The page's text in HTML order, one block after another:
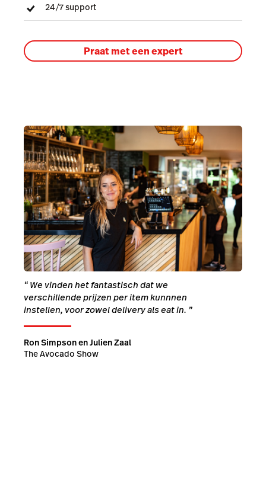
24/7 support
Praat met een expert
“We vinden het fantastisch dat we
verschillende prijzen per item kunnnen
instellen, voor zowel delivery als eat in. ”
Ron Simpson en Julien Zaal
The Avocado Show